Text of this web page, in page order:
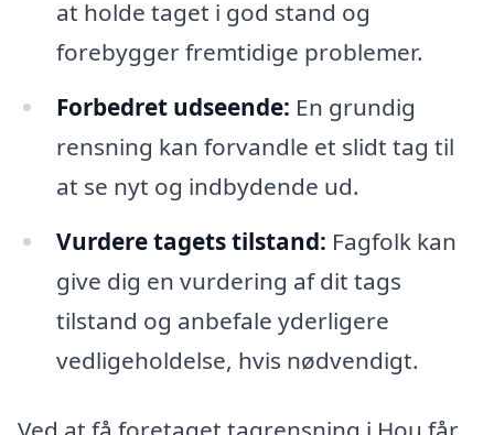
at holde taget i god stand og
forebygger fremtidige problemer.
Forbedret udseende: En grundig
rensning kan forvandle et slidt tag til
at se nyt og indbydende ud.
Vurdere tagets tilstand: Fagfolk kan
give dig en vurdering af dit tags
tilstand og anbefale yderligere
vedligeholdelse, hvis nødvendigt.